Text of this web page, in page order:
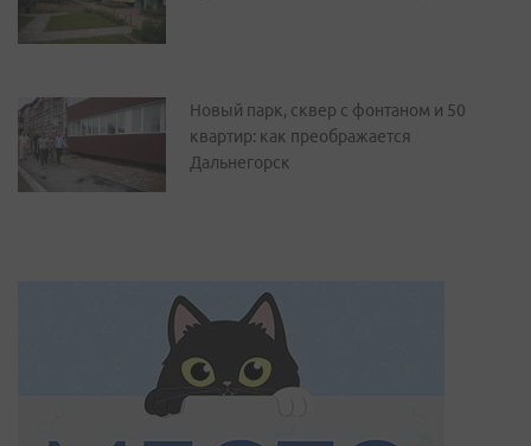
Новый парк, сквер с фонтаном и 50
квартир: как преображается
Дальнегорск